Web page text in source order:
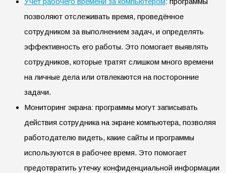
позволяют отслеживать время, проведённое
сотрудником за выполнением задач, и определять
эффективность его работы. Это помогает выявлять
сотрудников, которые тратят слишком много времени
на личные дела или отвлекаются на посторонние
задачи.
Мониторинг экрана: программы могут записывать
действия сотрудника на экране компьютера, позволяя
работодателю видеть, какие сайты и программы
используются в рабочее время. Это помогает
предотвратить утечку конфиденциальной информации